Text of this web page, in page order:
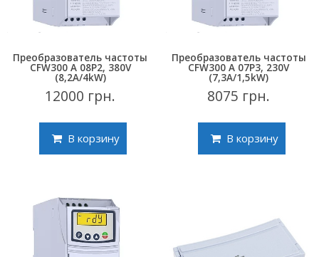
Преобразователь частоты
CFW300 A 08P2, 380V
(8,2A/4kW)
12000 грн.
В корзину
Преобразователь частоты
CFW300 A 07P3, 230V
(7,3A/1,5kW)
8075 грн.
В корзину